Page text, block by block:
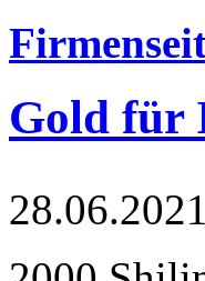
Gold für
28.06.2021